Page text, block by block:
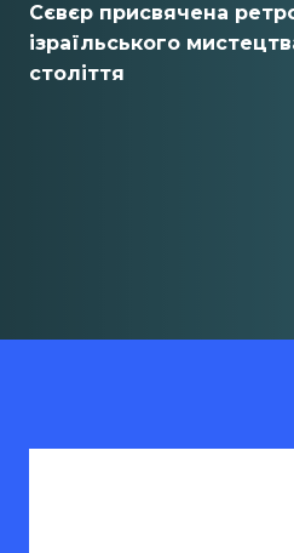
Сєвєр присвячена
ізраїльського
століття